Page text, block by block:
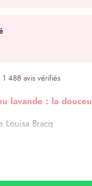
488 avis vérifiés
lavande : la
Louisa Bracq